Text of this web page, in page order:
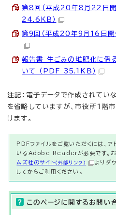
第8回（平成20年8月22日開
24.6KB）
第9回（平成20年9月16日開
報告書 生ごみの堆肥化に係
いて （PDF 35.1KB）
注記： 電子データで作成されてい
を省略していますが、市役所1階
けます。
PDFファイルをご覧いただくには、ア
いるAdobe Readerが必要です。お
ムズ社のサイト （外部リンク）
よりダ
してからご利用ください。
このページに関する お問い